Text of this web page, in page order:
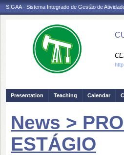
SIGAA - Sistema Integrado de Gestão de
Presentation Teaching Calendar
News >
ESTÁGIO